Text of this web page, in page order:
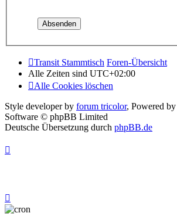
Transit Stammtisch Foren-Übersicht
Alle Zeiten sind UTC+02:00
Alle Cookies löschen
Style developer by forum tricolor, Powered by
Software © phpBB Limited
Deutsche Übersetzung durch phpBB.de